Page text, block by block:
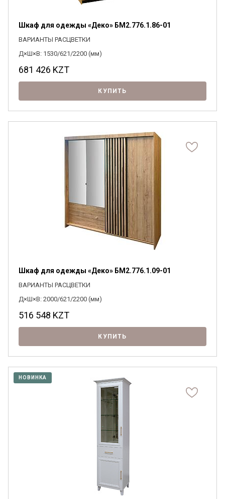
Шкаф для одежды «Деко» БМ2.776.1.86-01
ВАРИАНТЫ РАСЦВЕТКИ
Д×Ш×В: 1530/621/2200 (мм)
681 426 KZT
КУПИТЬ
Шкаф для одежды «Деко» БМ2.776.1.09-01
ВАРИАНТЫ РАСЦВЕТКИ
Д×Ш×В: 2000/621/2200 (мм)
516 548 KZT
КУПИТЬ
НОВИНКА